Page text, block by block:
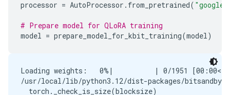
processor = AutoProcessor . from_pretrained( "google/
# Prepare model for QLoRA training
model = prepare_model_for_kbit_training(model)
Loading weights:   0%|          | 0/1951
/usr/local/lib/python3.12/dist-packages/